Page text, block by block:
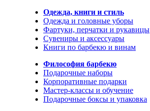
Одежда, книги и стиль
Одежда и головные уборы
Фартуки, перчатки и рукавицы
Сувениры и аксессуары
Книги по барбекю и винам
Философия барбекю
Подарочные наборы
Корпоративные подарки
Мастер-классы и обучение
Подарочные боксы и упаковка